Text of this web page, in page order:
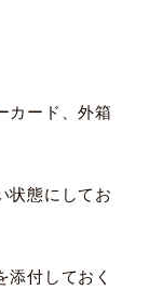
カード、外箱
状態にしてお
添付しておく